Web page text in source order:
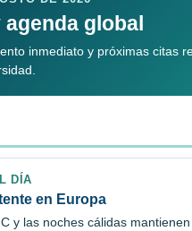
global
inmediato y próximas citas
DÍA
en Europa
y las noches cálidas